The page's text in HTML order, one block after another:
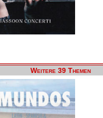
Weitere 39 Themen